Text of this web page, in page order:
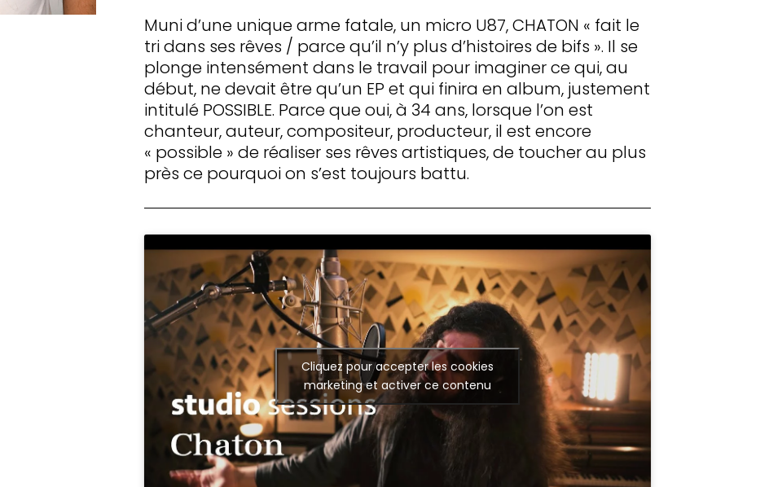
Muni d’une unique arme fatale, un micro U87, CHATON « fait le
tri dans ses rêves / parce qu’il n’y plus d’histoires de bifs ». Il se
plonge intensément dans le travail pour imaginer ce qui, au
début, ne devait être qu’un EP et qui finira en album, justement
intitulé POSSIBLE. Parce que oui, à 34 ans, lorsque l’on est
chanteur, auteur, compositeur, producteur, il est encore
« possible » de réaliser ses rêves artistiques, de toucher au plus
près ce pourquoi on s’est toujours battu.
Cliquez pour accepter les cookies
marketing et activer ce contenu